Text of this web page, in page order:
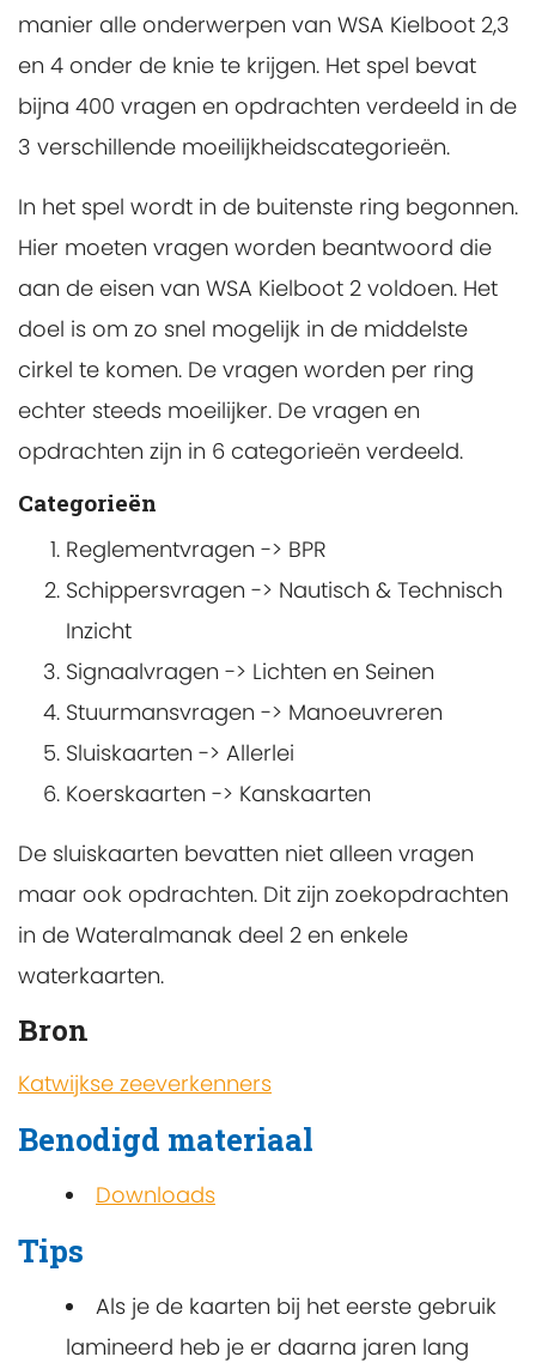
manier alle onderwerpen van WSA Kielboot 2,3
en 4 onder de knie te krijgen. Het spel bevat
bijna 400 vragen en opdrachten verdeeld in de
3 verschillende moeilijkheidscategorieën.
In het spel wordt in de buitenste ring begonnen.
Hier moeten vragen worden beantwoord die
aan de eisen van WSA Kielboot 2 voldoen. Het
doel is om zo snel mogelijk in de middelste
cirkel te komen. De vragen worden per ring
echter steeds moeilijker. De vragen en
opdrachten zijn in 6 categorieën verdeeld.
Categorieën
Reglementvragen -> BPR
Schippersvragen -> Nautisch & Technisch
Inzicht
Signaalvragen -> Lichten en Seinen
Stuurmansvragen -> Manoeuvreren
Sluiskaarten -> Allerlei
Koerskaarten -> Kanskaarten
De sluiskaarten bevatten niet alleen vragen
maar ook opdrachten. Dit zijn zoekopdrachten
in de Wateralmanak deel 2 en enkele
waterkaarten.
Bron
Katwijkse zeeverkenners
Benodigd materiaal
Downloads
Tips
Als je de kaarten bij het eerste gebruik
lamineerd heb je er daarna jaren lang